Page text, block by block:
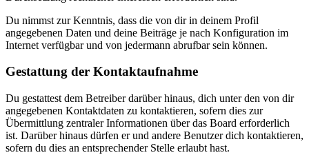
Du nimmst zur Kenntnis, dass die von dir in deinem Profil
angegebenen Daten und deine Beiträge je nach Konfiguration im
Internet verfügbar und von jedermann abrufbar sein können.
Gestattung der Kontaktaufnahme
Du gestattest dem Betreiber darüber hinaus, dich unter den von dir
angegebenen Kontaktdaten zu kontaktieren, sofern dies zur
Übermittlung zentraler Informationen über das Board erforderlich
ist. Darüber hinaus dürfen er und andere Benutzer dich kontaktieren,
sofern du dies an entsprechender Stelle erlaubt hast.